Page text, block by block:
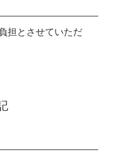
担とさせていただ